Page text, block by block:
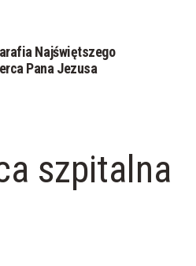
Najświętszego
Pana Jezusa
szpitalna